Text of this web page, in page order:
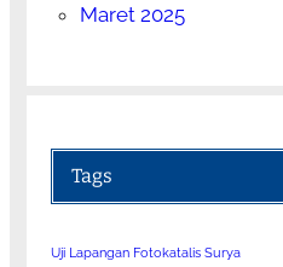
Maret 2025
Tags
Uji Lapangan Fotokatalis Surya